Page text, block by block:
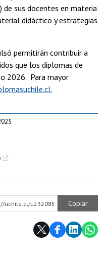
de sus docentes en materia
didáctico y estrategias
permitirán contribuir a
que los diplomas de
2026. Para mayor
uchile.cl/u232085 Copiar